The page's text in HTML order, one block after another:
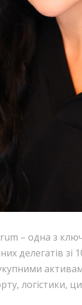
– одна з
делегатів
логістики,